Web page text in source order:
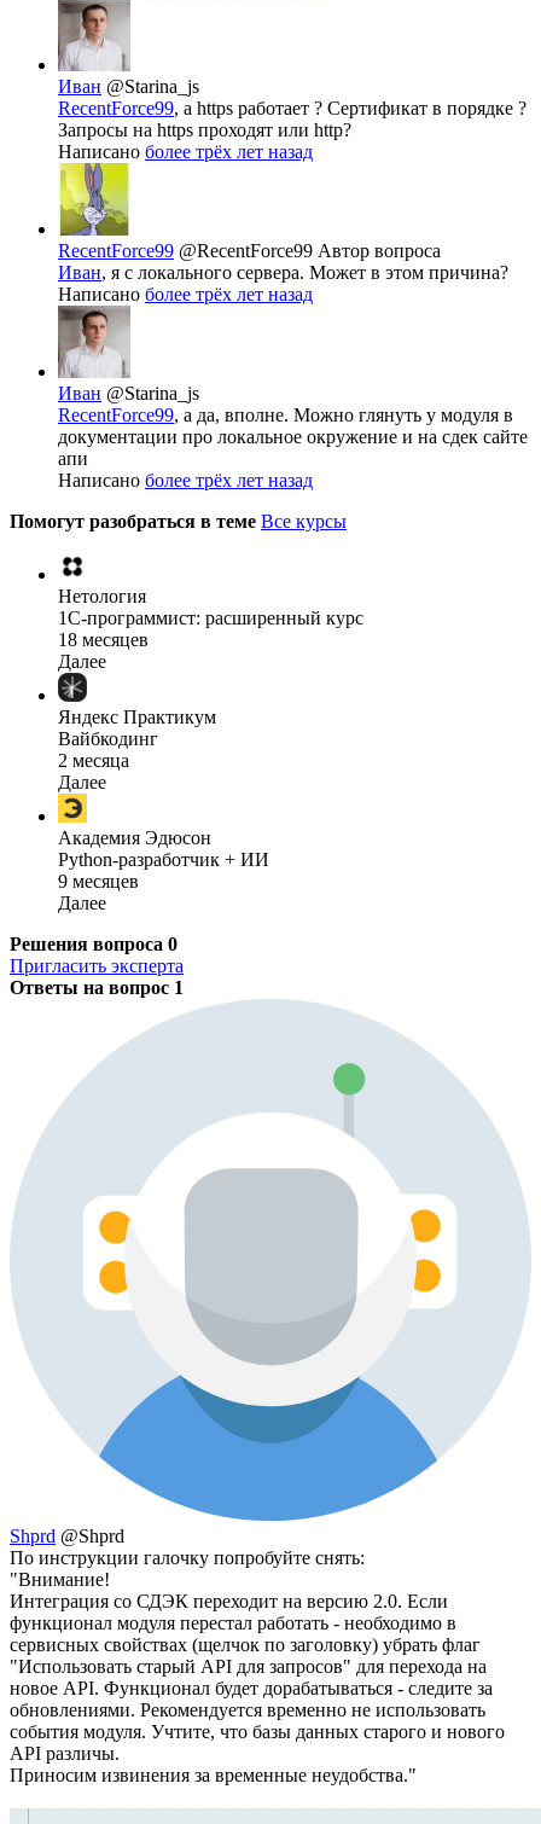
Иван @Starina_js
RecentForce99, а https работает ? Сертификат в порядке ?
Запросы на https проходят или http?
Написано более трёх лет назад
RecentForce99 @RecentForce99 Автор вопроса
Иван, я с локального сервера. Может в этом причина?
Написано более трёх лет назад
Иван @Starina_js
RecentForce99, а да, вполне. Можно глянуть у модуля в
документации про локальное окружение и на сдек сайте
апи
Написано более трёх лет назад
Помогут разобраться в теме Все курсы
Нетология
1C-программист: расширенный курс
18 месяцев
Далее
Яндекс Практикум
Вайбкодинг
2 месяца
Далее
Академия Эдюсон
Python-разработчик + ИИ
9 месяцев
Далее
Решения вопроса 0
Пригласить эксперта
Ответы на вопрос 1
Shprd @Shprd
По инструкции галочку попробуйте снять:
"Внимание!
Интеграция со СДЭК переходит на версию 2.0. Если
функционал модуля перестал работать - необходимо в
сервисных свойствах (щелчок по заголовку) убрать флаг
"Использовать старый API для запросов" для перехода на
новое API. Функционал будет дорабатываться - следите за
обновлениями. Рекомендуется временно не использовать
события модуля. Учтите, что базы данных старого и нового
API различы.
Приносим извинения за временные неудобства."